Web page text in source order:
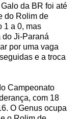
da BR foi até
do Rolim de
1 a 0, mas
do Ji-Paraná
por uma vaga
e a troca
Campeonato
com 18
O Genus ocupa